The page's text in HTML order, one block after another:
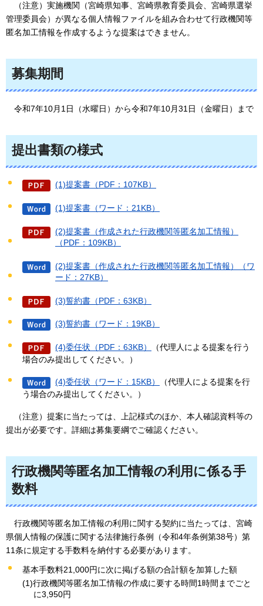
（注意）実施機関（宮崎県知事、宮崎県教育委員会、宮崎県選挙
管理委員会）が異なる個人情報ファイルを組み合わせて行政機関等
匿名加工情報を作成するような提案はできません。
募集期間
令和7年10月1日（水曜日）から令和7年10月31日（金曜日）まで
提出書類の様式
(1)提案書（PDF：107KB）
(1)提案書（ワード：21KB）
(2)提案書（作成された行政機関等匿名加工情報）
（PDF：109KB）
(2)提案書（作成された行政機関等匿名加工情報）（ワ
ード：27KB）
(3)誓約書（PDF：63KB）
(3)誓約書（ワード：19KB）
(4)委任状（PDF：63KB）
（代理人による提案を行う
場合のみ提出してください。）
(4)委任状（ワード：15KB）
（代理人による提案を行
う場合のみ提出してください。）
（注意）提案に当たっては、上記様式のほか、本人確認資料等の
提出が必要です。詳細は募集要綱でご確認ください。
行政機関等匿名加工情報の利用に係る手
数料
行政機関等匿名加工情報の利用に関する契約に当たっては、宮崎
県個人情報の保護に関する法律施行条例（令和4年条例第38号）第
11条に規定する手数料を納付する必要があります。
基本手数料21,000円に次に掲げる額の合計額を加算した額
(1)行政機関等匿名加工情報の作成に要する時間1時間までごと
に3,950円